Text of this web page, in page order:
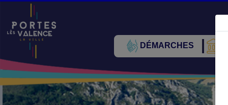
DÉMARCHES